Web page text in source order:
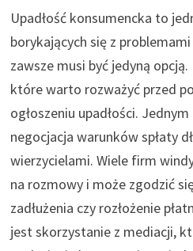
Upadłość konsumencka to
borykających się z
zawsze musi być jedyną
które warto rozważyć przed
ogłoszeniu upadłości.
negocjacja warunków spłaty
wierzycielami. Wiele firm
na rozmowy i może zgodzić
zadłużenia czy rozłożenie
jest skorzystanie z mediacji,